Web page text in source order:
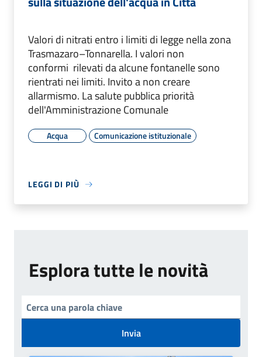
Valori di nitrati entro i limiti di legge nella zona
Trasmazaro–Tonnarella. I valori non
conformi rilevati da alcune fontanelle sono
rientrati nei limiti. Invito a non creare
allarmismo. La salute pubblica priorità
dell'Amministrazione Comunale
Acqua Comunicazione istituzionale
LEGGI DI PIÙ
Esplora tutte le novità
Invia